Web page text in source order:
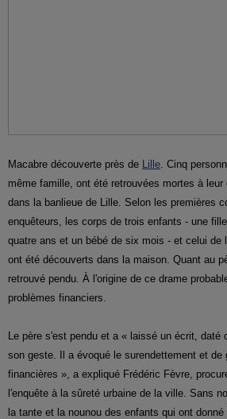
Macabre découverte près de Lille . Cinq
même famille, ont été retrouvées mortes à leur
dans la banlieue de Lille. Selon les premières
enquêteurs, les corps de trois enfants - une
quatre ans et un bébé de six mois - et celui de
ont été découverts dans la maison. Quant au
retrouvé pendu. À l'origine de ce drame
problèmes financiers.
Le père s'est pendu et a « laissé un écrit, daté
son geste. Il a évoqué le surendettement et de
financières », a expliqué Frédéric Fèvre,
l'enquête à la sûreté urbaine de la ville. Sans
la tante et la nounou des enfants qui ont